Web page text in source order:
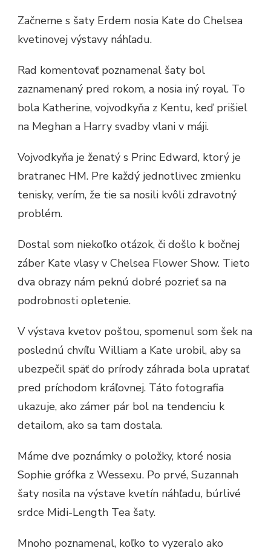
Začneme s šaty Erdem nosia Kate do Chelsea
kvetinovej výstavy náhľadu.
Rad komentovať poznamenal šaty bol
zaznamenaný pred rokom, a nosia iný royal. To
bola Katherine, vojvodkyňa z Kentu, keď prišiel
na Meghan a Harry svadby vlani v máji.
Vojvodkyňa je ženatý s Princ Edward, ktorý je
bratranec HM. Pre každý jednotlivec zmienku
tenisky, verím, že tie sa nosili kvôli zdravotný
problém.
Dostal som niekoľko otázok, či došlo k bočnej
záber Kate vlasy v Chelsea Flower Show. Tieto
dva obrazy nám peknú dobré pozrieť sa na
podrobnosti opletenie.
V výstava kvetov poštou, spomenul som šek na
poslednú chvíľu William a Kate urobil, aby sa
ubezpečil späť do prírody záhrada bola upratať
pred príchodom kráľovnej. Táto fotografia
ukazuje, ako zámer pár bol na tendenciu k
detailom, ako sa tam dostala.
Máme dve poznámky o položky, ktoré nosia
Sophie grófka z Wessexu. Po prvé, Suzannah
šaty nosila na výstave kvetín náhľadu, búrlivé
srdce Midi-Length Tea šaty.
Mnoho poznamenal, koľko to vyzeralo ako